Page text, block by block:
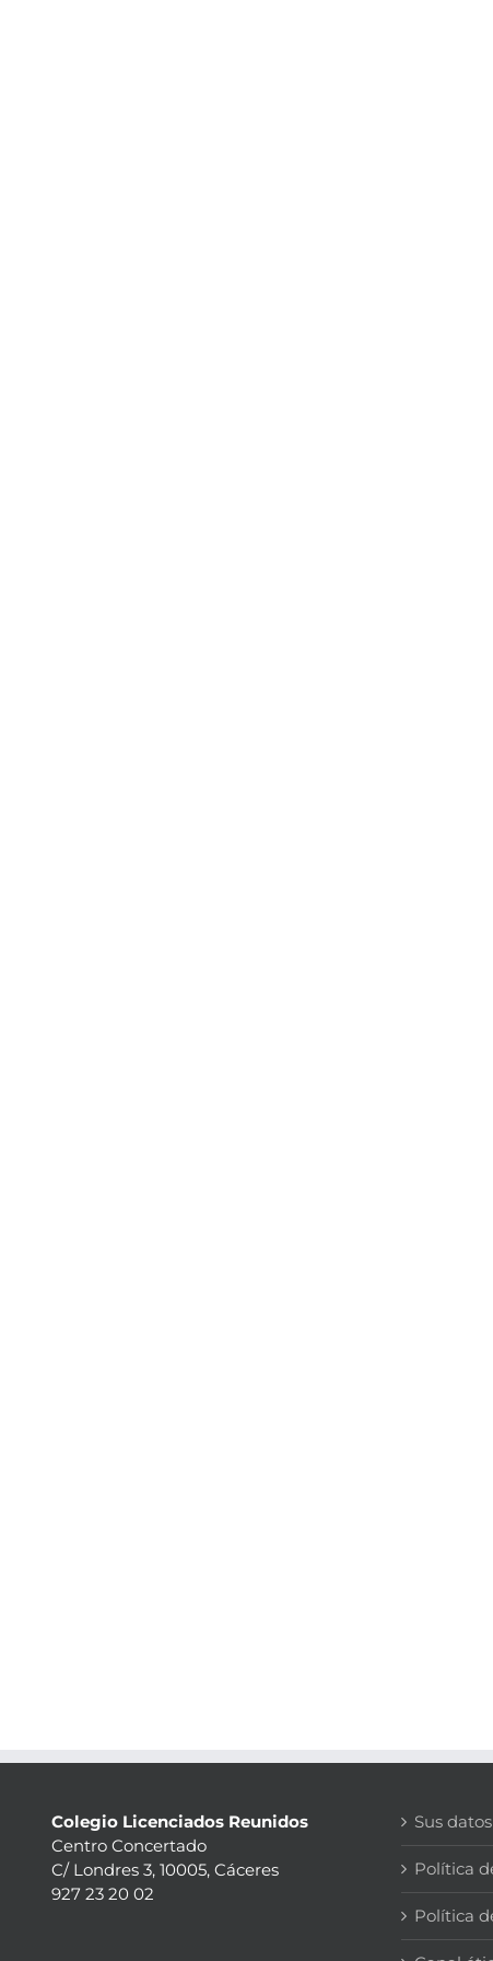
Colegio Licenciados Reunidos
Centro Concertado
C/ Londres 3, 10005, Cáceres
927 23 20 02
Sus
Política
Política